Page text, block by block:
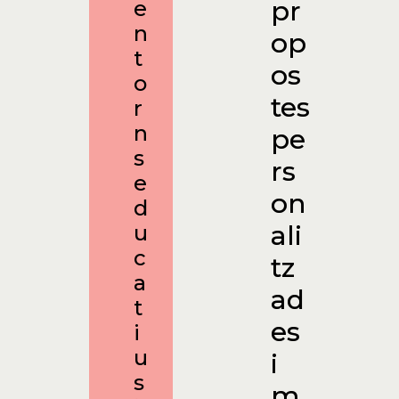
e
n
t
o
r
n
s
e
d
u
c
a
t
i
u
s
pr
op
os
tes
pe
rs
on
ali
tz
ad
es
i